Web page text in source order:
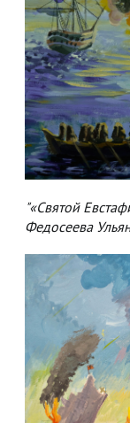
"«Святой
Федосеева